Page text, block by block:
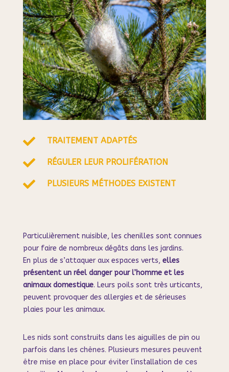
 TRAITEMENT ADAPTÉS
 RÉGULER LEUR PROLIFÉRATION
 PLUSIEURS MÉTHODES EXISTENT
Particulièrement nuisible, les chenilles sont connues
pour faire de nombreux dégâts dans les jardins.
En plus de s’attaquer aux espaces verts, elles
présentent un réel danger pour l’homme et les
animaux domestique. Leurs poils sont très urticants,
peuvent provoquer des allergies et de sérieuses
plaies pour les animaux.
Les nids sont construits dans les aiguilles de pin ou
parfois dans les chênes. Plusieurs mesures peuvent
être mise en place pour éviter l’installation de ces